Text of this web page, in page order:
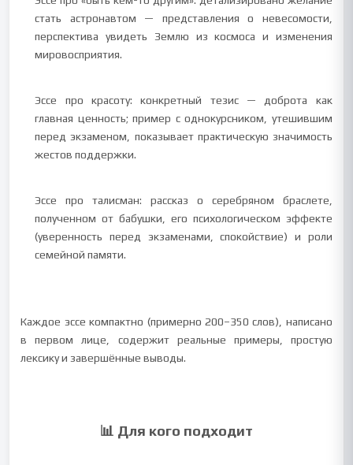
стать астронавтом — представления о невесомости,
перспектива увидеть Землю из космоса и изменения
мировосприятия.
Эссе про красоту: конкретный тезис — доброта как
главная ценность; пример с однокурсником, утешившим
перед экзаменом, показывает практическую значимость
жестов поддержки.
Эссе про талисман: рассказ о серебряном браслете,
полученном от бабушки, его психологическом эффекте
(уверенность перед экзаменами, спокойствие) и роли
семейной памяти.
Каждое эссе компактно (примерно 200–350 слов), написано
в первом лице, содержит реальные примеры, простую
лексику и завершённые выводы.
📊 Для кого подходит